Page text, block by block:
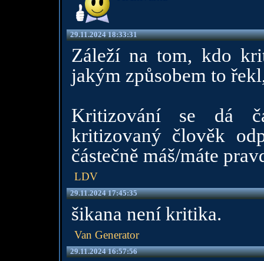
29.11.2024 18:33:31
Záleží na tom, kdo
jakým způsobem to
Kritizování se dá
kritizovaný člověk
částečně máš/máte
LDV
29.11.2024 17:45:35
šikana není kritika.
Van Generator
29.11.2024 16:57:56